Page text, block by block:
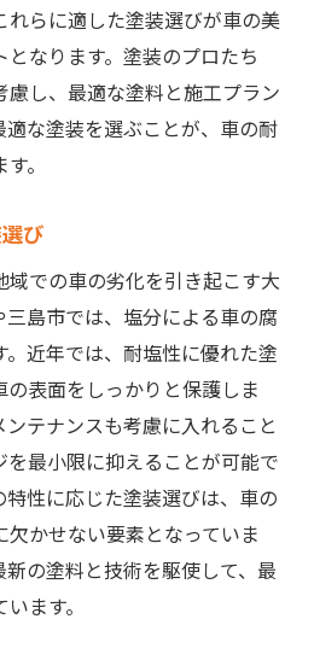
らに適した塗装選びが車の美
なります。塗装のプロたち
し、最適な塗料と施工プラン
適な塗装を選ぶことが、車の耐
。
び
での車の劣化を引き起こす大
島市では、塩分による車の腐
近年では、耐塩性に優れた塗
表面をしっかりと保護しま
テナンスも考慮に入れること
最小限に抑えることが可能で
性に応じた塗装選びは、車の
かせない要素となっていま
の塗料と技術を駆使して、最
ます。